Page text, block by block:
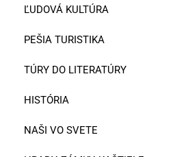
ĽUDOVÁ KULTÚRA
PEŠIA TURISTIKA
TÚRY DO LITERATÚRY
HISTÓRIA
NAŠI VO SVETE